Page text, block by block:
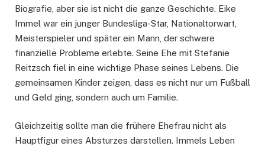
Biografie, aber sie ist nicht die ganze Geschichte. Eike
Immel war ein junger Bundesliga-Star, Nationaltorwart,
Meisterspieler und später ein Mann, der schwere
finanzielle Probleme erlebte. Seine Ehe mit Stefanie
Reitzsch fiel in eine wichtige Phase seines Lebens. Die
gemeinsamen Kinder zeigen, dass es nicht nur um Fußball
und Geld ging, sondern auch um Familie.
Gleichzeitig sollte man die frühere Ehefrau nicht als
Hauptfigur eines Absturzes darstellen. Immels Leben